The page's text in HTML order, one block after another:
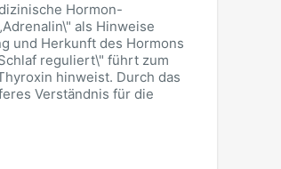
Hormon-
als Hinweise
und Herkunft des Hormons
reguliert\" führt zum
hinweist. Durch das
Verständnis für die